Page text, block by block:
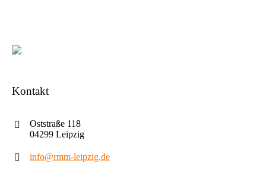
Kontakt
Oststraße 118
04299 Leipzig
info@rmm-leipzig.de